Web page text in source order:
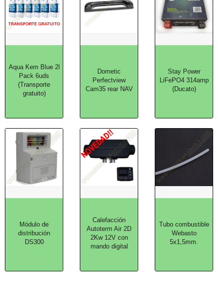
Aqua Kem Blue 2l
Pack 6uds
(Transporte
gratuito)
Dometic
Perfectview
Cam35 rear NAV
Stay Power
LiFePO4 314amp
(Ducato)
Módulo de
distribución
DS300
Calefacción
Autoterm Air 2D
2Kw 12V con
mando digital
Tubo combustible
Webasto
5x1,5mm.